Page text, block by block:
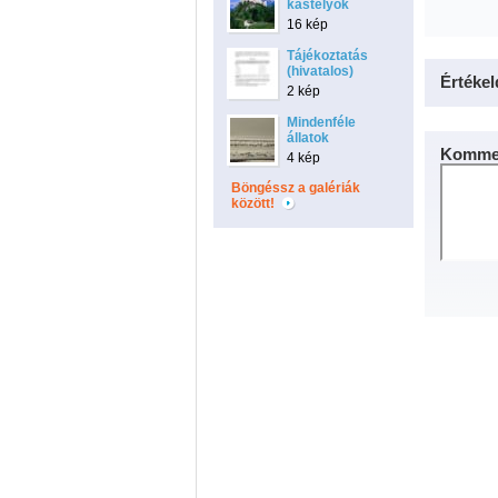
kastélyok
16 kép
Tájékoztatás
(hivatalos)
2 kép
Mindenféle
állatok
4 kép
Böngéssz a galériák
között!